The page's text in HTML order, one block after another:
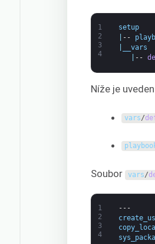
1
2
3
4
setup
--
__vars
--
Níže je
vars/
Soubor vars/
1
2
3
4
---